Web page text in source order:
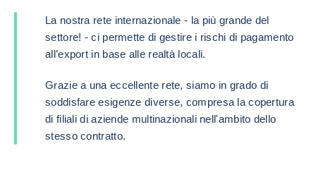
La nostra rete internazionale - la più grande del
settore! - ci permette di gestire i rischi di pagamento
all’export in base alle realtà locali.
Grazie a una eccellente rete, siamo in grado di
soddisfare esigenze diverse, compresa la copertura
di filiali di aziende multinazionali nell'ambito dello
stesso contratto.